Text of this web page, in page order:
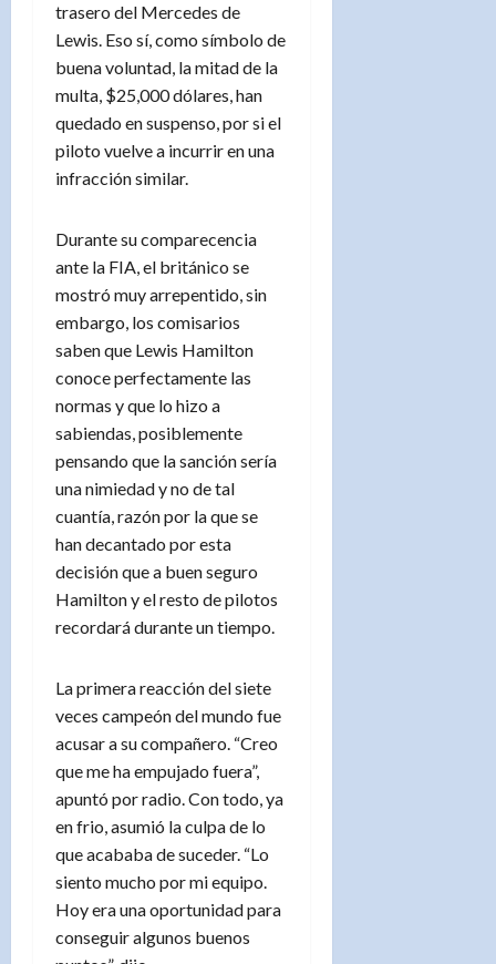
trasero del Mercedes de
Lewis. Eso sí, como símbolo de
buena voluntad, la mitad de la
multa, $25,000 dólares, han
quedado en suspenso, por si el
piloto vuelve a incurrir en una
infracción similar.
Durante su comparecencia
ante la FIA, el británico se
mostró muy arrepentido, sin
embargo, los comisarios
saben que Lewis Hamilton
conoce perfectamente las
normas y que lo hizo a
sabiendas, posiblemente
pensando que la sanción sería
una nimiedad y no de tal
cuantía, razón por la que se
han decantado por esta
decisión que a buen seguro
Hamilton y el resto de pilotos
recordará durante un tiempo.
La primera reacción del siete
veces campeón del mundo fue
acusar a su compañero. “Creo
que me ha empujado fuera”,
apuntó por radio. Con todo, ya
en frio, asumió la culpa de lo
que acababa de suceder. “Lo
siento mucho por mi equipo.
Hoy era una oportunidad para
conseguir algunos buenos